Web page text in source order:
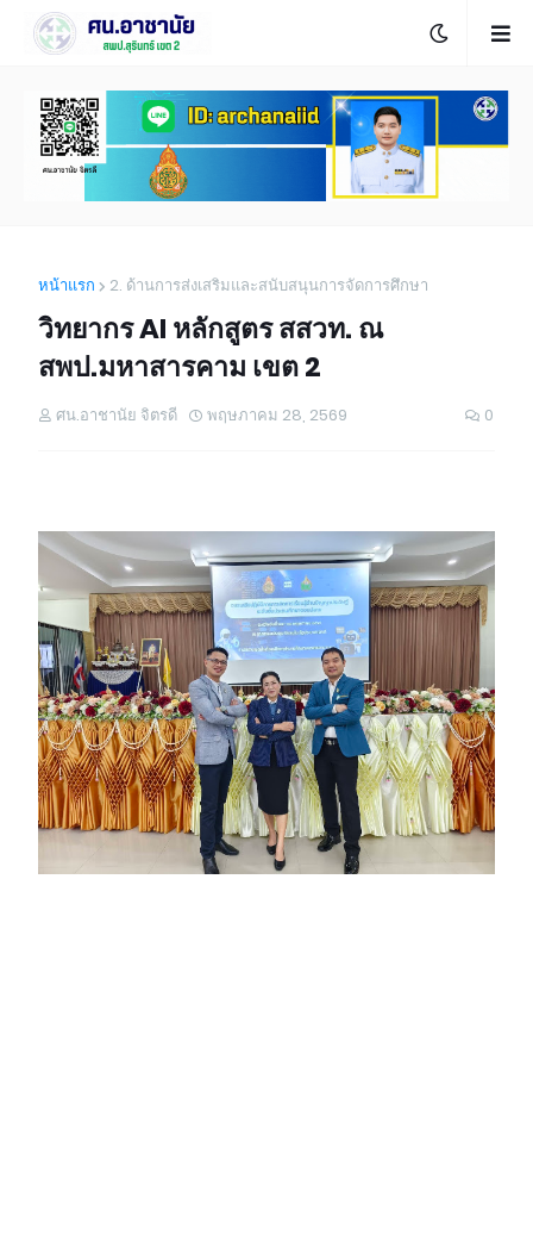
หน้าแรก 2. ด้านการส่งเสริมและสนับสนุนการจัดการศึกษา
วิทยากร AI หลักสูตร สสวท. ณ
สพป.มหาสารคาม เขต 2
ศน.อาชานัย จิตรดี พฤษภาคม 28, 2569 0